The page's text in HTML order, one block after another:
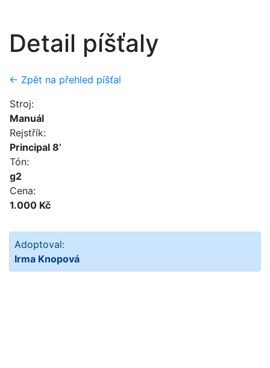
Detail píšťaly
← Zpět na přehled píšťal
Stroj:
Manuál
Rejstřík:
Principal 8’
Tón:
g2
Cena:
1.000 Kč
Adoptoval:
Irma Knopová